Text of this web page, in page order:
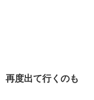
再度出て行くのも